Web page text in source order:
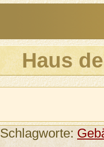
Haus
Schlagworte: